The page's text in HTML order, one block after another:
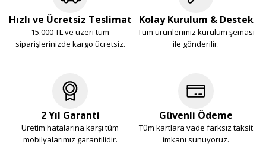
Hızlı ve Ücretsiz Teslimat
15.000 TL ve üzeri tüm
siparişlerinizde kargo ücretsiz.
Kolay Kurulum & Destek
Tüm ürünlerimiz kurulum şeması
ile gönderilir.
2 Yıl Garanti
Üretim hatalarına karşı tüm
mobilyalarımız garantilidir.
Güvenli Ödeme
Tüm kartlara vade farksız taksit
imkanı sunuyoruz.